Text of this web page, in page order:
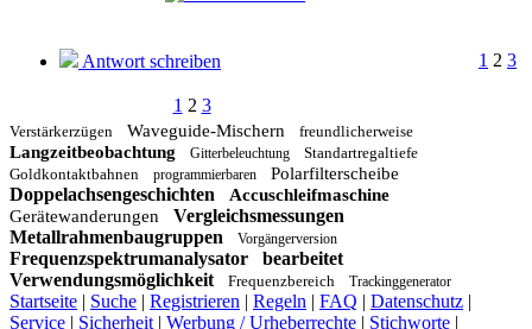
Antwort schreiben 1 2 3
1 2 3
Verstärkerzügen Waveguide-Mischern freundlicherweise
Langzeitbeobachtung Gitterbeleuchtung
Standartregaltiefe
Goldkontaktbahnen
programmierbaren Polarfilterscheibe
Doppelachsengeschichten
Accuschleifmaschine
Gerätewanderungen
Vergleichsmessungen
Metallrahmenbaugruppen
Vorgängerversion
Frequenzspektrumanalysator
bearbeitet
Verwendungsmöglichkeit
Frequenzbereich Trackinggenerator
Startseite | Suche | Registrieren | Regeln | FAQ | Datenschutz |
Service | Sicherheit | Werbung / Urheberrechte | Stichworte |